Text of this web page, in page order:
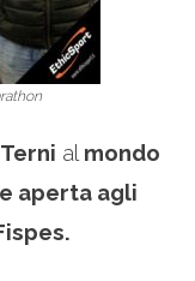
Terni al mondo
aperta agli